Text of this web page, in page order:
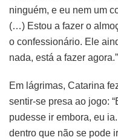
ninguém, e eu nem um
(…) Estou a fazer o
o confessionário. Ele
nada, está a fazer agora.”
Em lágrimas, Catarina
sentir-se presa ao jogo:
pudesse ir embora, eu
dentro que não se pode